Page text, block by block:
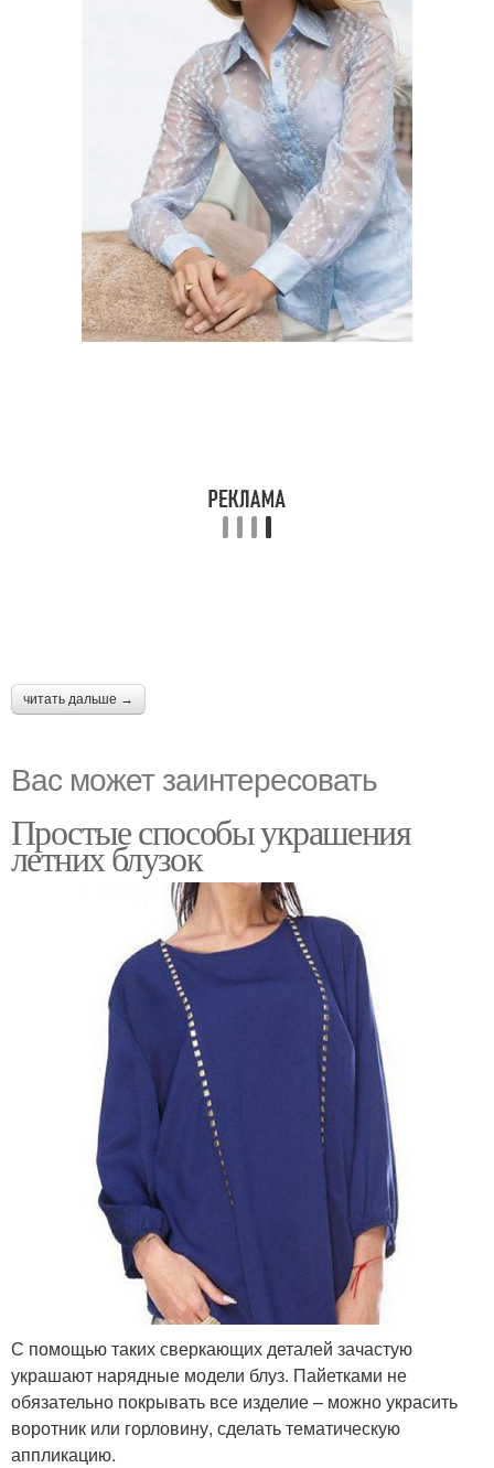
читать дальше →
Вас может заинтересовать
Простые способы украшения
летних блузок
С помощью таких сверкающих деталей зачастую
украшают нарядные модели блуз. Пайетками не
обязательно покрывать все изделие – можно украсить
воротник или горловину, сделать тематическую
аппликацию.